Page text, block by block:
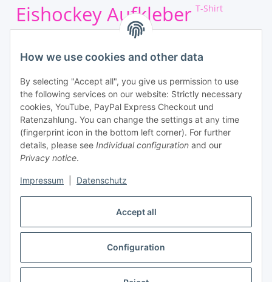
Accept all
Configuration
How we use cookies and other data
By selecting "Accept all", you give us permission to use
the following services on our website: Strictly necessary
cookies, YouTube, PayPal Express Checkout und
Ratenzahlung. You can change the settings at any time
(fingerprint icon in the bottom left corner). For further
details, please see Individual configuration and our
Privacy notice.
Impressum Datenschutz
Athletics sport
Eishockey Aufkleber
Kinder t shirt
T shirt
T-Shirt
Qur Services